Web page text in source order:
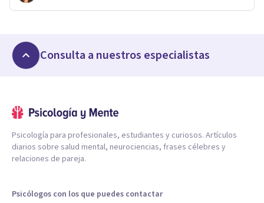
Consulta a nuestros especialistas
Psicología para profesionales, estudiantes y curiosos. Artículos
diarios sobre salud mental, neurociencias, frases célebres y
relaciones de pareja.
Psicólogos con los que puedes contactar